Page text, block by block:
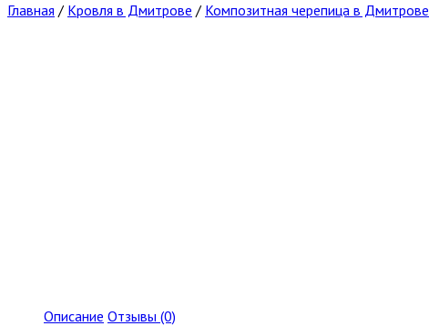
Главная / Кровля в Дмитрове / Композитная черепица в Дмитрове
Описание Отзывы (0)